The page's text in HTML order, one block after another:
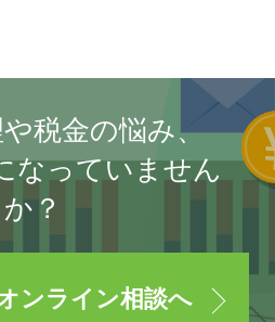
税金の悩み、
なっていません
か？
ンライン相談へ